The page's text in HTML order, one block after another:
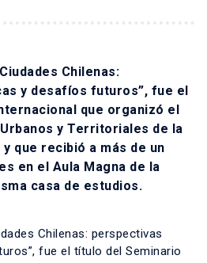
Chilenas:
y desafíos futuros”, fue el
que organizó el
y Territoriales de la
que recibió a más de un
en el Aula Magna de la
casa de estudios.
Chilenas: perspectivas
fue el título del Seminario